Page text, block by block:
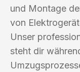
und Montage
von
Unser
steht dir